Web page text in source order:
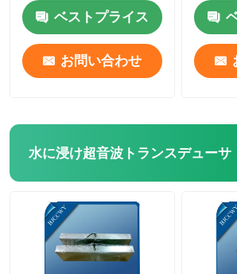
ベストプライス
お問い合わせ
水に浸け超音波トランスデューサ